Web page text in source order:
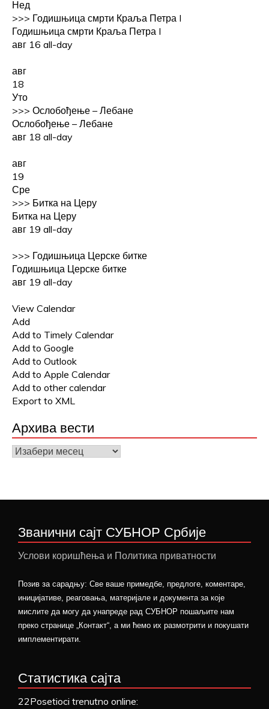
Нед
>>> Годишњица смрти Краља Петра I
Годишњица смрти Краља Петра I
авг 16 all-day
авг
18
Уто
>>> Ослобођење – Лебане
Ослобођење – Лебане
авг 18 all-day
авг
19
Сре
>>> Битка на Церу
Битка на Церу
авг 19 all-day
>>> Годишњица Церске битке
Годишњица Церске битке
авг 19 all-day
View Calendar
Add
Add to Timely Calendar
Add to Google
Add to Outlook
Add to Apple Calendar
Add to other calendar
Export to XML
Архива вести
Архива
Званични сајт СУБНОР Србије
Услови коришћења и Политика приватности
Позив за сарадњу: Све ваше примедбе, предлоге, коментаре,
иницијативе, реаговања, материјале и документа за које
мислите да могу да унапреде рад СУБНОР пошаљите нам
преко странице „Контакт“, а ми ћемо их размотрити и покушати
имплементирати.
Статистика сајта
22Posetioci trenutno online: